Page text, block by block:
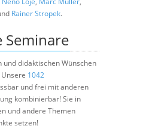
Rainer Stropek.
Seminare
didaktischen Wünschen
1042
und frei mit anderen
kombinierbar! Sie in
und andere Themen
setzen!